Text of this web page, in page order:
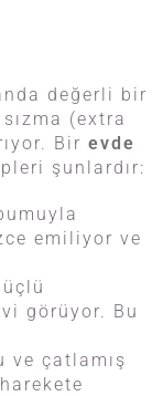
değerli bir
(extra
Bir evde
şunlardır:
emiliyor ve
görüyor. Bu
ve çatlamış